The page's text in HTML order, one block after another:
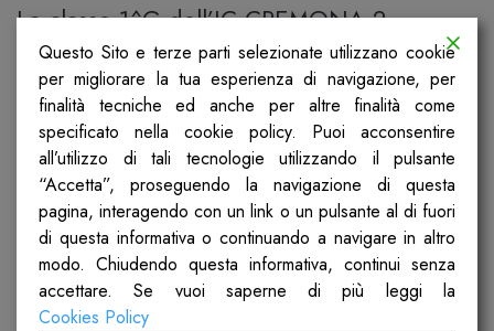
La classe 1^G dell’IC CREMONA 2 –
scuola media Virgilio ha lavorato sulle
puntate: L’organizzazione dello stato e I
lavori dell’assemblea, il ruolo delle 21
donne. Ha prodotto dei cartelloni
interattivi e simbolici, delle infografiche
con diagrammi di flusso e iconografia
rappresentativa dei temi trattati.
Questo Sito e terze parti selezionate utilizzano cookie
per migliorare la tua esperienza di navigazione, per
finalità tecniche ed anche per altre finalità come
specificato nella cookie policy. Puoi acconsentire
all’utilizzo di tali tecnologie utilizzando il pulsante
“Accetta”, proseguendo la navigazione di questa
pagina, interagendo con un link o un pulsante al di fuori
di questa informativa o continuando a navigare in altro
modo. Chiudendo questa informativa, continui senza
accettare. Se vuoi saperne di più leggi la
Cookies Policy